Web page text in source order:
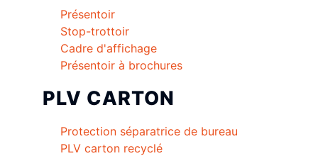
Présentoir
Stop-trottoir
Cadre d'affichage
Présentoir à brochures
PLV CARTON
Protection séparatrice de bureau
PLV carton recyclé